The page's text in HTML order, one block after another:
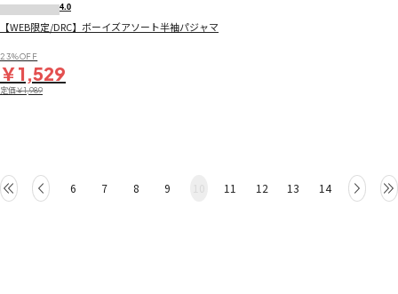
4.0
【WEB限定/DRC】ボーイズアソート半袖パジャマ
23％OFF
￥1,529
定価￥1,989
6 7 8 9 11 12 13 14